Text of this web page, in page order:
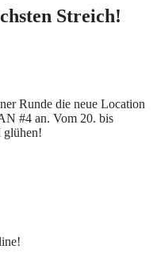
Streich!
Runde die neue Location
#4 an. Vom 20. bis
glühen!